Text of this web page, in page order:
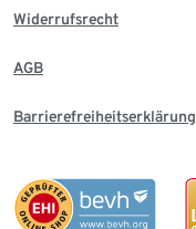
Widerrufsrecht
AGB
Barrierefreiheitserklärung